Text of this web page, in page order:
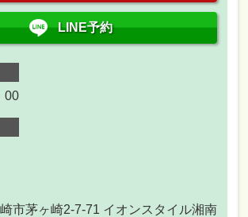
LINE予約
00
市茅ヶ崎2-7-71 イオンスタイル湘南